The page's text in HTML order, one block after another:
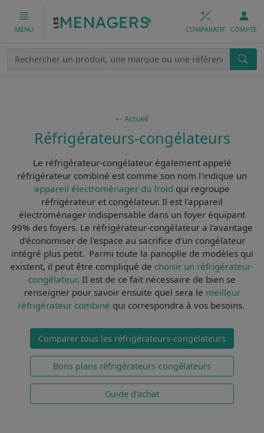
MENU COMPARATIF COMPTE
Accueil
Réfrigérateurs-congélateurs
Le réfrigérateur-congélateurégalement appelé
réfrigérateur combiné est comme son nom l'indique un
appareil électroménager du froid qui regroupe
réfrigérateur et congélateur. Il est l'appareil
électroménager indispensable dans un foyer équipant
99% des foyers. Le réfrigérateur-congélateur a l'avantage
d'économiser de l'espace au sacrifice d'un congélateur
intégré plus petit. Parmi toute la panoplie de modèles qui
existent, il peut être compliqué de choisir un réfrigérateur-
congélateur. II est de ce fait nécessaire de bien se
renseignerpour savoir ensuite quel sera le meilleur
réfrigérateur combiné qui correspondra à vos besoins.
Comparer tous les réfrigérateurs-congélateurs
Bons plans réfrigérateurs-congélateurs
Guide d'achat